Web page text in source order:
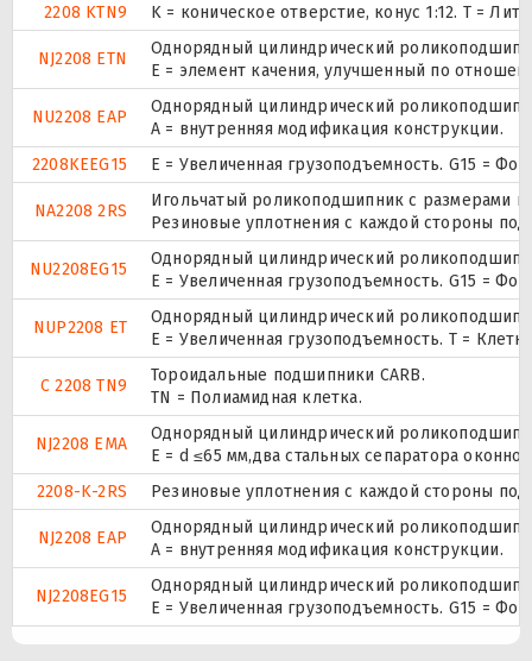
2208 KTN9
K = коническое отверстие, конус 1:12. T =
NJ2208 ETN
Однорядный цилиндрический
E = элемент качения, улучшенный по
NU2208 EAP
Однорядный цилиндрический
A = внутренняя модификация конструкции.
2208KEEG15
E = Увеличенная грузоподъемность. G15 =
NA2208 2RS
Игольчатый роликоподшипник с размерами
Резиновые уплотнения с каждой стороны
NU2208EG15
Однорядный цилиндрический
E = Увеличенная грузоподъемность. G15 =
NUP2208 ET
Однорядный цилиндрический
E = Увеличенная грузоподъемность. T =
C 2208 TN9
Тороидальные подшипники CARB.
TN = Полиамидная клетка.
NJ2208 EMA
Однорядный цилиндрический
E = d ≤65 мм,два стальных сепаратора
2208-K-2RS
Резиновые уплотнения с каждой стороны
NJ2208 EAP
Однорядный цилиндрический
A = внутренняя модификация конструкции.
NJ2208EG15
Однорядный цилиндрический
E = Увеличенная грузоподъемность. G15 =